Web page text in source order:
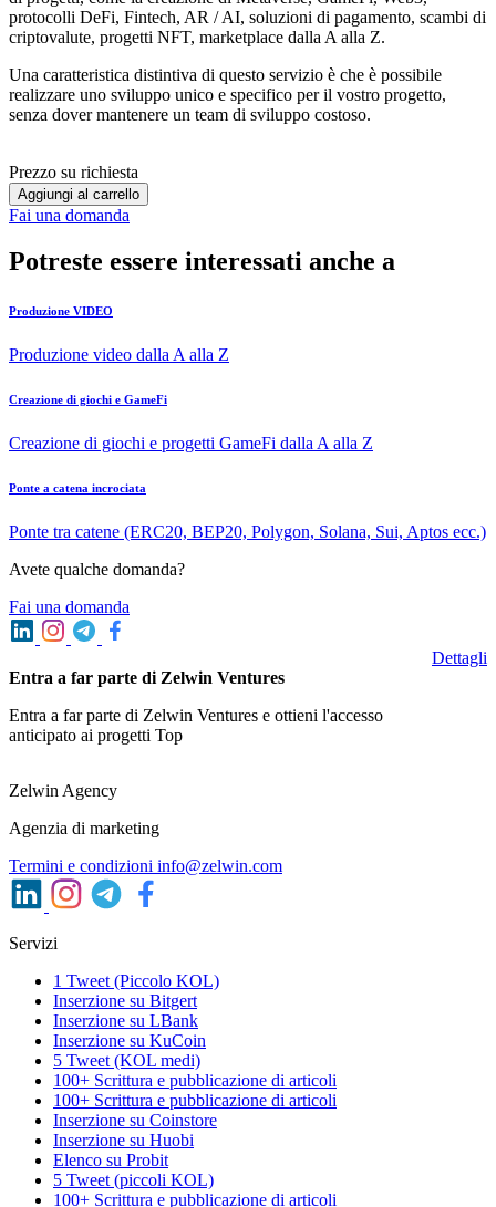
protocolli DeFi, Fintech, AR / AI, soluzioni di pagamento, scambi di
criptovalute, progetti NFT, marketplace dalla A alla Z.
Una caratteristica distintiva di questo servizio è che è possibile
realizzare uno sviluppo unico e specifico per il vostro progetto,
senza dover mantenere un team di sviluppo costoso.
Prezzo su richiesta
Aggiungi al carrello
Fai una domanda
Potreste essere interessati anche a
Produzione VIDEO
Produzione video dalla A alla Z
Creazione di giochi e GameFi
Creazione di giochi e progetti GameFi dalla A alla Z
Ponte a catena incrociata
Ponte tra catene (ERC20, BEP20, Polygon, Solana, Sui, Aptos ecc.)
Avete qualche domanda?
Fai una domanda
Entra a far parte di Zelwin Ventures
Entra a far parte di Zelwin Ventures e ottieni l'accesso
anticipato ai progetti Top
Dettagli
Zelwin Agency
Agenzia di marketing
Termini e condizioni info@zelwin.com
Servizi
1 Tweet (Piccolo KOL)
Inserzione su Bitgert
Inserzione su LBank
Inserzione su KuCoin
5 Tweet (KOL medi)
100+ Scrittura e pubblicazione di articoli
100+ Scrittura e pubblicazione di articoli
Inserzione su Coinstore
Inserzione su Huobi
Elenco su Probit
5 Tweet (piccoli KOL)
100+ Scrittura e pubblicazione di articoli